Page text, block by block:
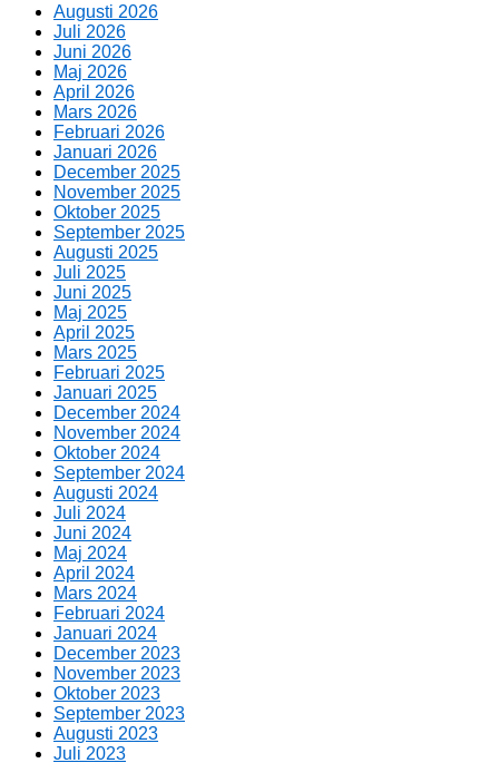
Augusti 2026
Juli 2026
Juni 2026
Maj 2026
April 2026
Mars 2026
Februari 2026
Januari 2026
December 2025
November 2025
Oktober 2025
September 2025
Augusti 2025
Juli 2025
Juni 2025
Maj 2025
April 2025
Mars 2025
Februari 2025
Januari 2025
December 2024
November 2024
Oktober 2024
September 2024
Augusti 2024
Juli 2024
Juni 2024
Maj 2024
April 2024
Mars 2024
Februari 2024
Januari 2024
December 2023
November 2023
Oktober 2023
September 2023
Augusti 2023
Juli 2023